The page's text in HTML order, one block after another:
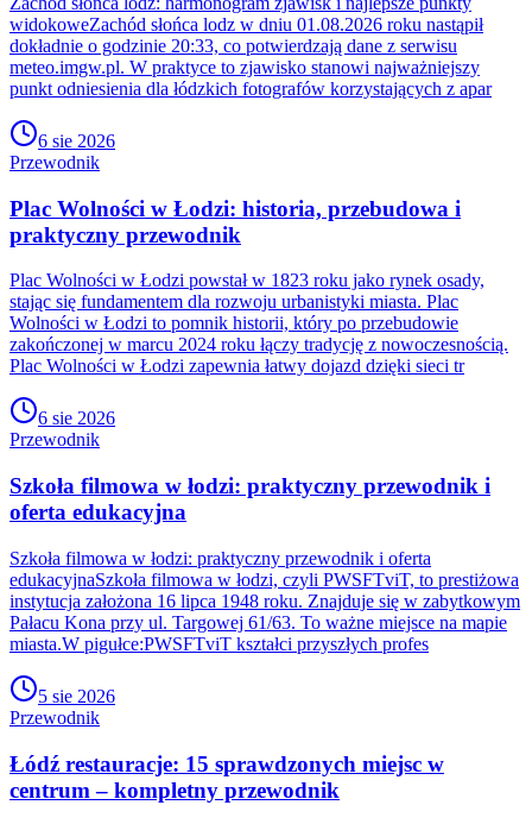
widokoweZachód słońca lodz w dniu 01.08.2026 roku nastąpił
dokładnie o godzinie 20:33, co potwierdzają dane z serwisu
meteo.imgw.pl. W praktyce to zjawisko stanowi najważniejszy
punkt odniesienia dla łódzkich fotografów korzystających z apar
6 sie 2026
Przewodnik
Plac Wolności w Łodzi: historia, przebudowa i
praktyczny przewodnik
Plac Wolności w Łodzi powstał w 1823 roku jako rynek osady,
stając się fundamentem dla rozwoju urbanistyki miasta. Plac
Wolności w Łodzi to pomnik historii, który po przebudowie
zakończonej w marcu 2024 roku łączy tradycję z nowoczesnością.
Plac Wolności w Łodzi zapewnia łatwy dojazd dzięki sieci tr
6 sie 2026
Przewodnik
Szkoła filmowa w łodzi: praktyczny przewodnik i
oferta edukacyjna
Szkoła filmowa w łodzi: praktyczny przewodnik i oferta
edukacyjnaSzkoła filmowa w łodzi, czyli PWSFTviT, to prestiżowa
instytucja założona 16 lipca 1948 roku. Znajduje się w zabytkowym
Pałacu Kona przy ul. Targowej 61/63. To ważne miejsce na mapie
miasta.W pigułce:PWSFTviT kształci przyszłych profes
5 sie 2026
Przewodnik
Łódź restauracje: 15 sprawdzonych miejsc w
centrum – kompletny przewodnik